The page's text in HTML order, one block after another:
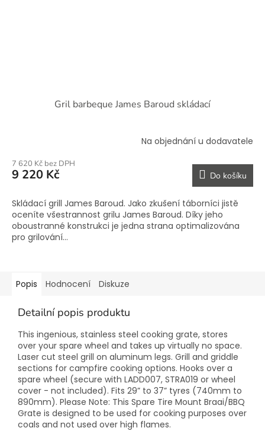
Gril barbeque James Baroud skládací
Na objednání u dodavatele
7 620 Kč bez DPH
9 220 Kč Do košíku
Skládací grill James Baroud. Jako zkušení táborníci jistě
oceníte všestrannost grilu James Baroud. Díky jeho
oboustranné konstrukci je jedna strana optimalizována
pro grilování...
Popis Hodnocení Diskuze
Detailní popis produktu
This ingenious, stainless steel cooking grate, stores
over your spare wheel and takes up virtually no space.
Laser cut steel grill on aluminum legs. Grill and griddle
sections for campfire cooking options. Hooks over a
spare wheel (secure with LADD007, STRA019 or wheel
cover - not included). Fits 29” to 37” tyres (740mm to
890mm). Please Note: This Spare Tire Mount Braai/BBQ
Grate is designed to be used for cooking purposes over
coals and not used over high flames.